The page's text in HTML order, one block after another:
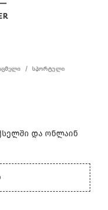
/ ᲡᲞᲝᲠᲢᲣᲚᲘ
და ონლაინ